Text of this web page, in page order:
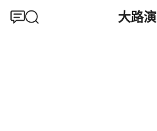
大路演